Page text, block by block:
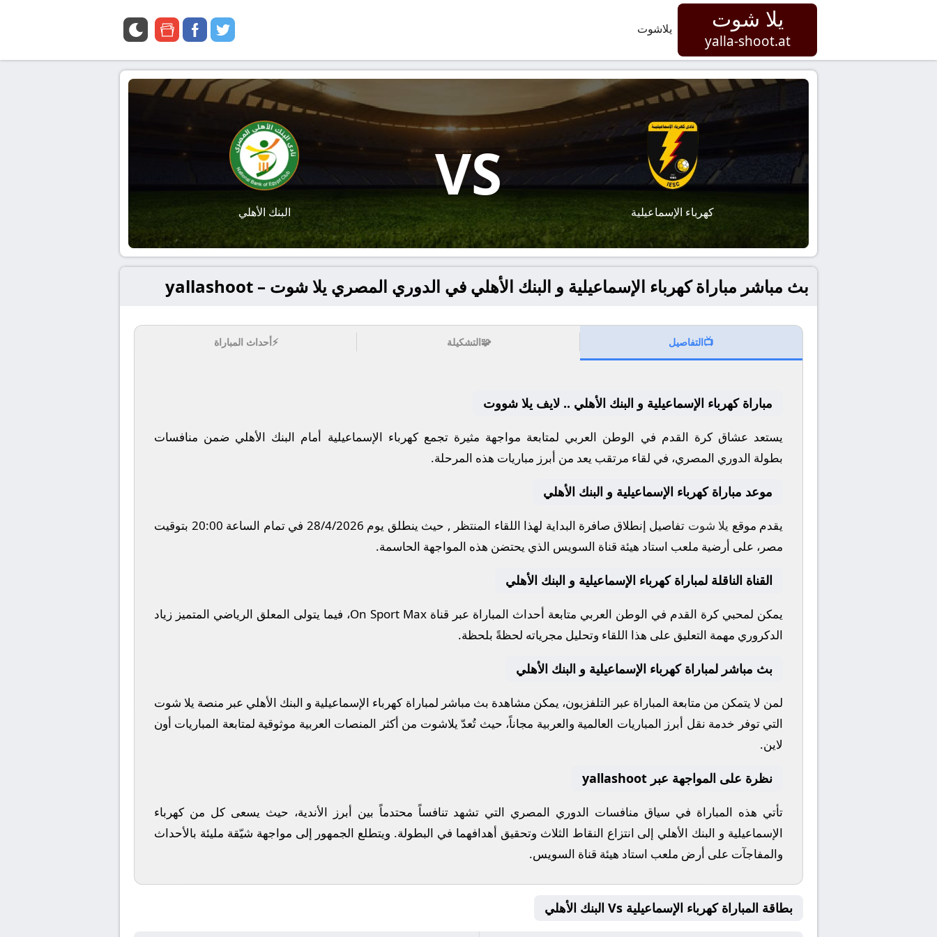
يلا شوت
yalla-shoot.at
يلاشوت twitter
facebook
google
كهرباء الإسماعيلية
VS
البنك الأهلي
بث مباشر مباراة كهرباء الإسماعيلية و البنك الأهلي في الدوري المصري يلا شوت – yallashoot
📺التفاصيل 🧩التشكيلة ⚡أحداث المباراة
مباراة كهرباء الإسماعيلية و البنك الأهلي .. لايف يلا شووت
يستعد عشاق كرة القدم في الوطن العربي لمتابعة مواجهة مثيرة تجمعكهرباء الإسماعيلية أمام البنك الأهلي ضمن منافسات
بطولة الدوري المصري، في لقاء مرتقب يعد من أبرز مباريات هذه المرحلة.
موعد مباراة كهرباء الإسماعيلية و البنك الأهلي
يقدم موقع يلا شوت تفاصيل إنطلاق صافرة البداية لهذا اللقاء المنتظر , حيث ينطلق يوم 28/4/2026 في تمام الساعة 20:00 بتوقيت
مصر، على أرضية ملعب استاد هيئة قناة السويس الذي يحتضن هذه المواجهة الحاسمة.
القناة الناقلة لمباراة كهرباء الإسماعيلية و البنك الأهلي
يمكن لمحبي كرة القدم في الوطن العربي متابعة أحداث المباراة عبر قناة On Sport Max، فيما يتولى المعلق الرياضي المتميز زياد
الدكروري مهمة التعليق على هذا اللقاء وتحليل مجرياته لحظةً بلحظة.
بث مباشر لمباراة كهرباء الإسماعيلية و البنك الأهلي
لمن لا يتمكن من متابعة المباراة عبر التلفزيون، يمكن مشاهدة بث مباشر لمباراة كهرباء الإسماعيلية و البنك الأهلي عبر منصة يلا شوت
التي توفر خدمة نقل أبرز المباريات العالمية والعربية مجاناً، حيث تُعدّ يلاشوت من أكثر المنصات العربية موثوقية لمتابعة المباريات أون
لاين.
نظرة على المواجهة عبر yallashoot
تأتي هذه المباراة في سياق منافسات الدوري المصري التي تشهد تنافساً محتدماً بين أبرز الأندية، حيث يسعى كل من كهرباء
الإسماعيلية و البنك الأهلي إلى انتزاع النقاط الثلاث وتحقيق أهدافهما في البطولة. ويتطلع الجمهور إلى مواجهة شيّقة مليئة بالأحداث
والمفاجآت على أرض ملعب استاد هيئة قناة السويس.
بطاقة المباراة كهرباء الإسماعيلية Vs البنك الأهلي